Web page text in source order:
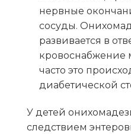
нервные
сосуды.
развивается в
кровоснабжение
часто это
диабетической
У детей
следствием